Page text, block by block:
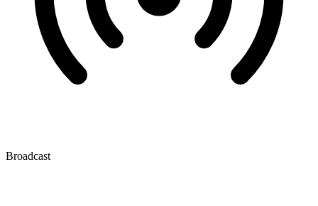
Broadcast